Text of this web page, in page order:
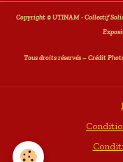
Copyright © UTINAM - Collectif
Tous droits réservés – Crédit